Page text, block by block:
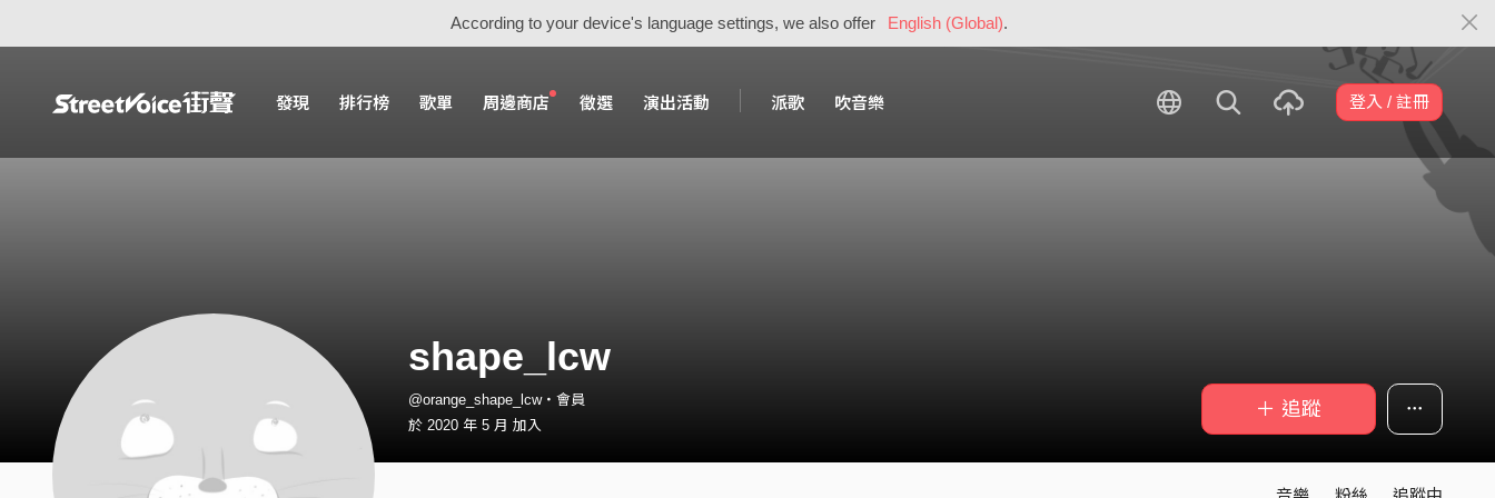
According to your device's language settings, we also offer English (Global).
發現 排行榜 歌單 周邊商店 徵選 演出活動 派歌 吹音樂 登入 / 註冊
shape_lcw
@orange_shape_lcw・會員
於 2020 年 5 月 加入
＋ 追蹤